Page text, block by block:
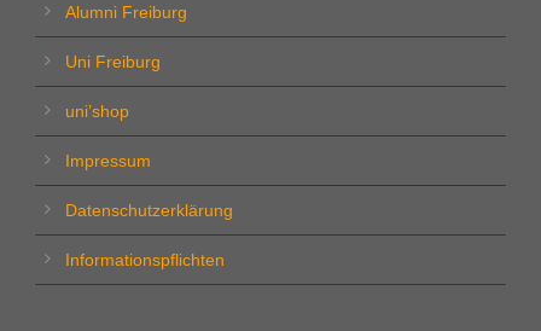
Alumni Freiburg
Uni Freiburg
uni’shop
Impressum
Datenschutzerklärung
Informationspflichten